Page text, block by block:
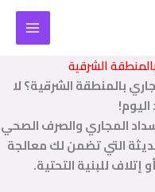
الشرقية
بالمنطقة الشرقية؟ لا
المجاري والصرف الصحي
التي تضمن لك معالجة
للبنية التحتية.